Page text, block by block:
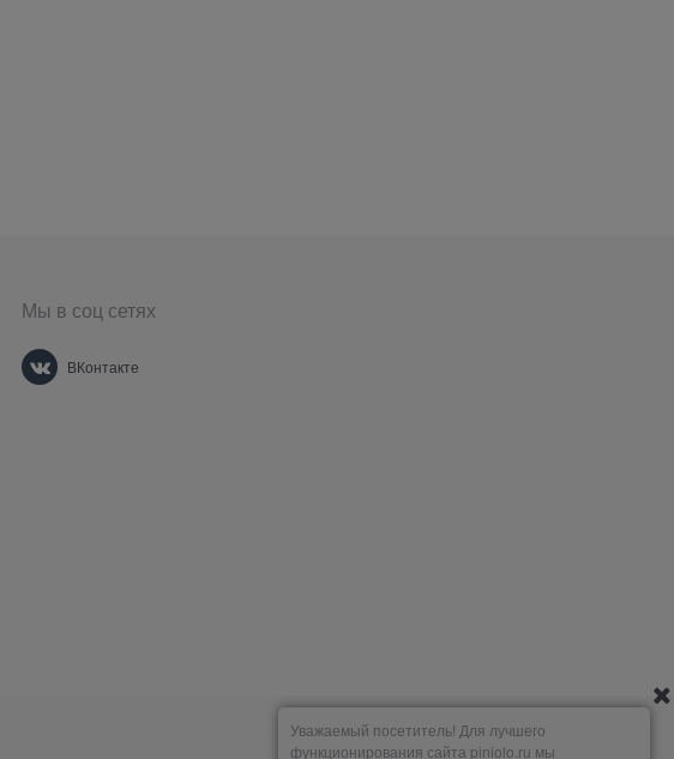
Мы в соц сетях
ВКонтакте
Уважаемый посетитель! Для лучшего
функционирования сайта piniolo.ru мы